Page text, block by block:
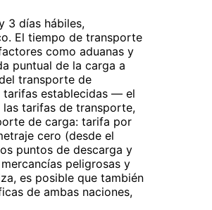
3 días hábiles,
El tiempo de transporte
como aduanas y
puntual de la carga a
transporte de
tarifas establecidas — el
tarifas de transporte,
de carga: tarifa por
cero (desde el
puntos de descarga y
peligrosas y
es posible que también
de ambas naciones,